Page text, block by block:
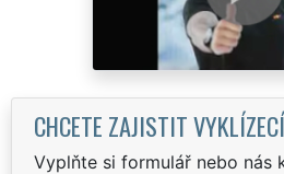
CHCETE ZAJISTIT
Vyplňte si formulář nebo nás